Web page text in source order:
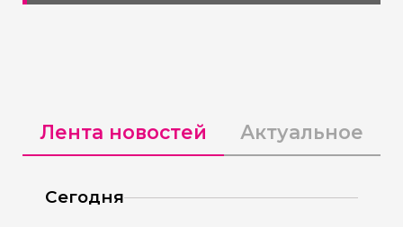
Лента новостей Актуальное
Сегодня